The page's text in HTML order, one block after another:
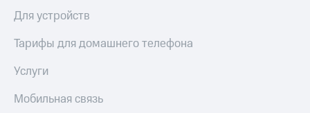
Для устройств
Тарифы для домашнего телефона
Услуги
Мобильная связь